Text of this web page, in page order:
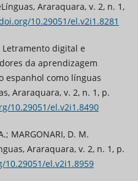
Araraquara, v. 2, n. 1,
10.29051/el.v2i1.8281
Letramento digital e
da aprendizagem
espanhol como línguas
Araraquara, v. 2, n. 1, p.
10.29051/el.v2i1.8490
MARGONARI, D. M.
Araraquara, v. 2, n. 1, p.
el.v2i1.8959